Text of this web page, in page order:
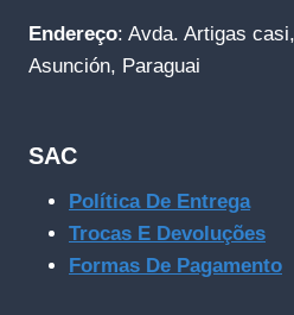
Endereço: Avda. Artigas
Asunción, Paraguai
SAC
Política De Entrega
Trocas E Devoluções
Formas De Pagamento